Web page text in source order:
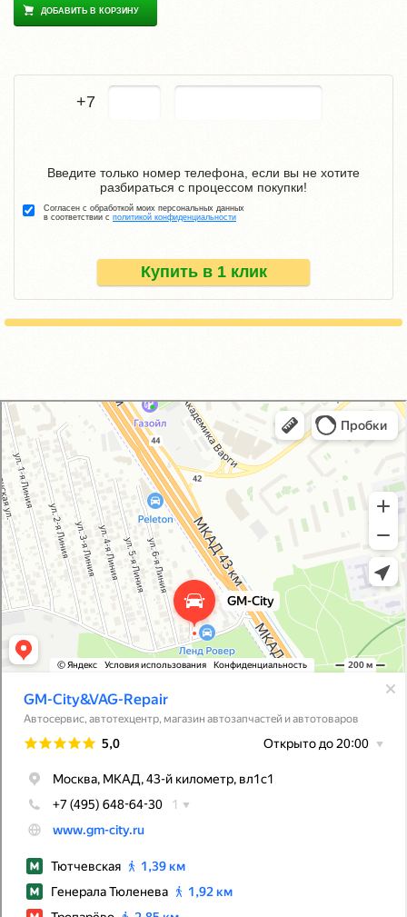
ДОБАВИТЬ В КОРЗИНУ
+7
Купить в 1 клик
Введите только номер телефона, если вы не хотите
разбираться с процессом покупки!
Согласен с обработкой моих персональных данных
в соответствии с политикой конфиденциальности
GM-City&VAG-Repair
Автосервис, автотехцентр в Москве
Магазин автозапчастей и автотоваров в Москве